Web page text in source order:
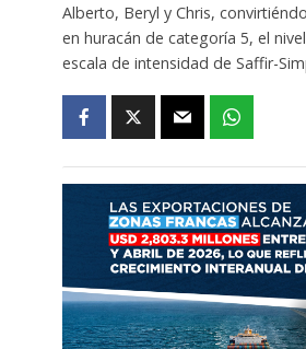
Alberto, Beryl y Chris,
en huracán de categoría 5, el
escala de intensidad de Saffir-